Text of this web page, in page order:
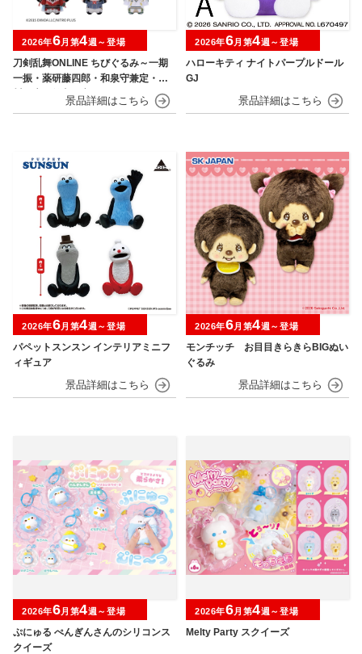
刀剣乱舞ONLINE ちびぐるみ～一期
一振・薬研藤四郎・和泉守兼定・堀
川国広・鶴丸国永～
2026年6月第4週～登場
ハローキティ ナイトパープルドール
GJ
2026年6月第4週～登場
パペットスンスン インテリアミニフ
ィギュア
2026年6月第4週～登場
モンチッチ お目目きらきらBIGぬい
ぐるみ
2026年6月第4週～登場
ぷにゅる ぺんぎんさんのシリコンス
クイーズ
2026年6月第4週～登場
Melty Party スクイーズ
2026年6月第4週～登場